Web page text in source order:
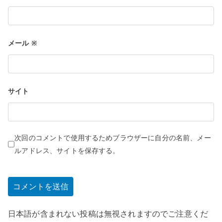
メール ※
サイト
次回のコメントで使用するためブラウザーに自分の名前、メー
ルアドレス、サイトを保存する。
日本語が含まれない投稿は無視されますのでご注意くだ